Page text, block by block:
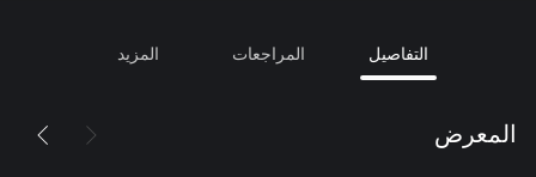
التفاصيل المراجعات المزيد
المعرض